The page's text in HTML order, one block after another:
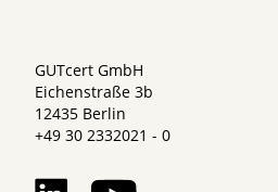
GUTcert GmbH
Eichenstraße 3b
12435 Berlin
+49 30 2332021 - 0